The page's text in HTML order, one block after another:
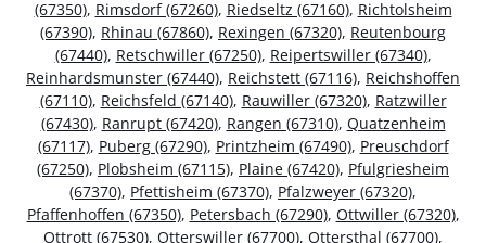
(67350), Rimsdorf (67260), Riedseltz (67160), Richtolsheim
(67390), Rhinau (67860), Rexingen (67320), Reutenbourg
(67440), Retschwiller (67250), Reipertswiller (67340),
Reinhardsmunster (67440), Reichstett (67116), Reichshoffen
(67110), Reichsfeld (67140), Rauwiller (67320), Ratzwiller
(67430), Ranrupt (67420), Rangen (67310), Quatzenheim
(67117), Puberg (67290), Printzheim (67490), Preuschdorf
(67250), Plobsheim (67115), Plaine (67420), Pfulgriesheim
(67370), Pfettisheim (67370), Pfalzweyer (67320),
Pfaffenhoffen (67350), Petersbach (67290), Ottwiller (67320),
Ottrott (67530), Otterswiller (67700), Ottersthal (67700),